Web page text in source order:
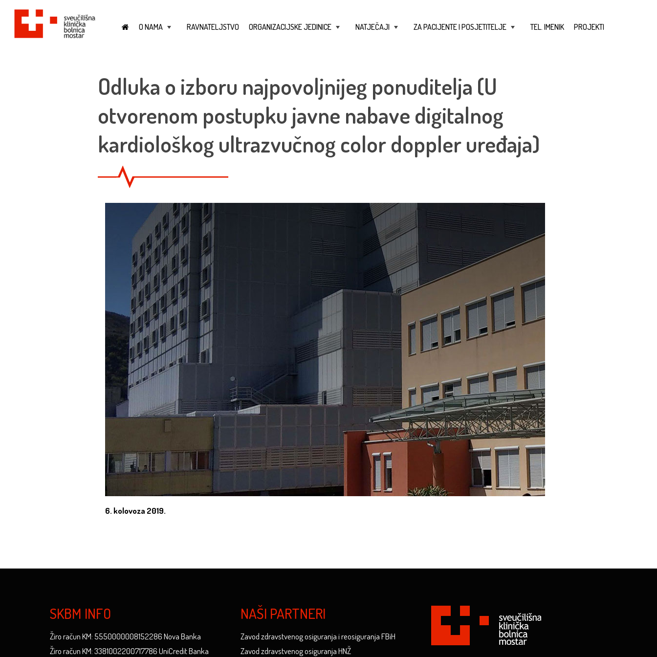
O NAMA RAVNATELJSTVO ORGANIZACIJSKE JEDINICE NATJEČAJI ZA PACIJENTE I POSJETITELJE TEL. IMENIK PROJEKTI
Odluka o izboru najpovoljnijeg ponuditelja (U
otvorenom postupku javne nabave digitalnog
kardiološkog ultrazvučnog color doppler uređaja)
6. kolovoza 2019.
SKBM INFO
Žiro račun KM: 5550000008152286 Nova Banka
Žiro račun KM: 3381002200717786 UniCredit Banka
NAŠI PARTNERI
Zavod zdravstvenog osiguranja i reosiguranja FBiH
Zavod zdravstvenog osiguranja HNŽ